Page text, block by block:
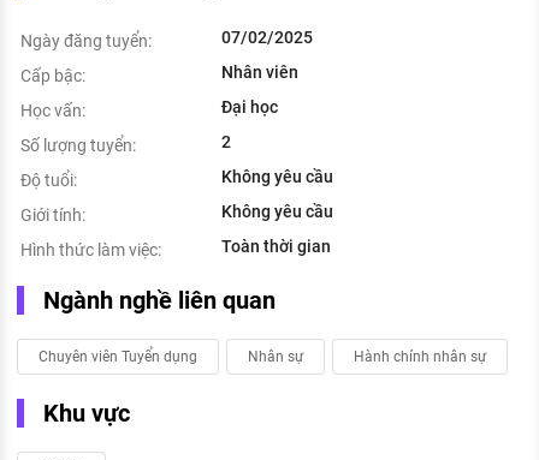
Ngày đăng tuyển:
07/02/2025
Cấp bậc:
Nhân viên
Học vấn:
Đại học
Số lượng tuyển:
2
Độ tuổi:
Không yêu cầu
Giới tính:
Không yêu cầu
Hình thức làm việc:
Toàn thời gian
Ngành nghề liên quan
Chuyên viên Tuyển dụng Nhân sự Hành chính nhân sự
Khu vực